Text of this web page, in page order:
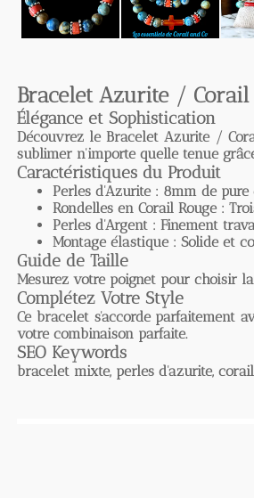
Bracelet Azurite / Corail /
Élégance et Sophistication
Découvrez leBracelet Azurite / Corail
sublimer n'importe quelle tenue grâce
Caractéristiques du Produit
Perles d'Azurite: 8mm de pure
Rondelles en Corail Rouge: Trois
Perles d'Argent: Finement
Montage élastique: Solide et
Guide de Taille
Mesurez votre poignet pour choisir la
Complétez Votre Style
Ce bracelet s'accorde parfaitement
votre combinaison parfaite.
SEO Keywords
bracelet mixte, perles d'azurite, corail